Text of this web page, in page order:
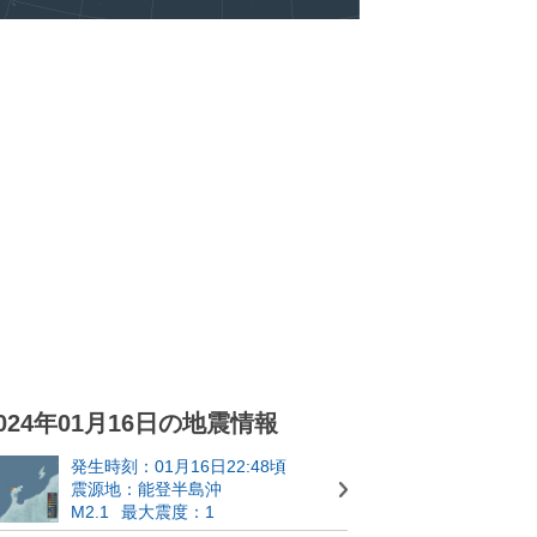
年01月16日の地震情報
発生時刻：01月16日22:48頃
震源地：能登半島沖
M2.1
最大震度：1